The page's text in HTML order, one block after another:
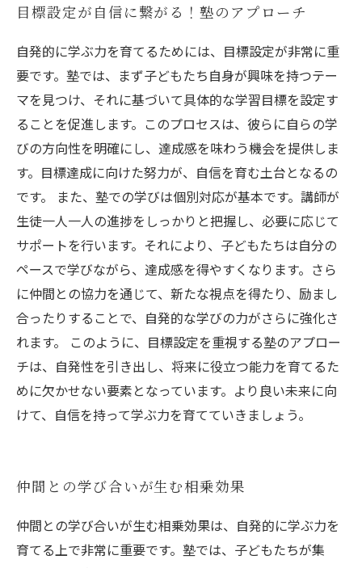
目標設定が自信に繋がる！塾のアプローチ
自発的に学ぶ力を育てるためには、目標設定が非常に重
要です。塾では、まず子どもたち自身が興味を持つテー
マを見つけ、それに基づいて具体的な学習目標を設定す
ることを促進します。このプロセスは、彼らに自らの学
びの方向性を明確にし、達成感を味わう機会を提供しま
す。目標達成に向けた努力が、自信を育む土台となるの
です。 また、塾での学びは個別対応が基本です。講師が
生徒一人一人の進捗をしっかりと把握し、必要に応じて
サポートを行います。それにより、子どもたちは自分の
ペースで学びながら、達成感を得やすくなります。さら
に仲間との協力を通じて、新たな視点を得たり、励まし
合ったりすることで、自発的な学びの力がさらに強化さ
れます。 このように、目標設定を重視する塾のアプロー
チは、自発性を引き出し、将来に役立つ能力を育てるた
めに欠かせない要素となっています。より良い未来に向
けて、自信を持って学ぶ力を育てていきましょう。
仲間との学び合いが生む相乗効果
仲間との学び合いが生む相乗効果は、自発的に学ぶ力を
育てる上で非常に重要です。塾では、子どもたちが集